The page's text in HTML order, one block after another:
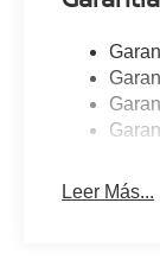
Leer Más...